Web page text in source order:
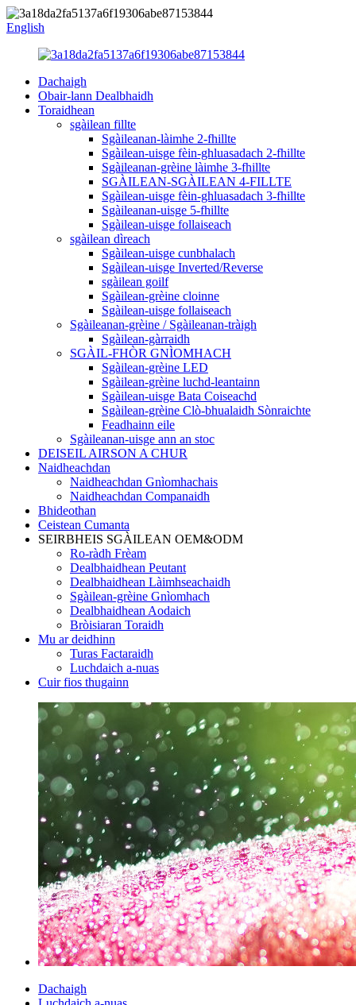
English
Dachaigh
Obair-lann Dealbhaidh
Toraidhean
sgàilean fillte
Sgàileanan-làimhe 2-fhillte
Sgàilean-uisge fèin-ghluasadach 2-fhillte
Sgàileanan-grèine làimhe 3-fhillte
SGÀILEAN-SGÀILEAN 4-FILLTE
Sgàilean-uisge fèin-ghluasadach 3-fhillte
Sgàileanan-uisge 5-fhillte
Sgàilean-uisge follaiseach
sgàilean dìreach
Sgàilean-uisge cunbhalach
Sgàilean-uisge Inverted/Reverse
sgàilean goilf
Sgàilean-grèine cloinne
Sgàilean-uisge follaiseach
Sgàileanan-grèine / Sgàileanan-tràigh
Sgàilean-gàrraidh
SGÀIL-FHÒR GNÌOMHACH
Sgàilean-grèine LED
Sgàilean-grèine luchd-leantainn
Sgàilean-uisge Bata Coiseachd
Sgàilean-grèine Clò-bhualaidh Sònraichte
Feadhainn eile
Sgàileanan-uisge ann an stoc
DEISEIL AIRSON A CHUR
Naidheachdan
Naidheachdan Gnìomhachais
Naidheachdan Companaidh
Bhideothan
Ceistean Cumanta
SEIRBHEIS SGÀILEAN OEM&ODM
Ro-ràdh Frèam
Dealbhaidhean Peutant
Dealbhaidhean Làimhseachaidh
Sgàilean-grèine Gnìomhach
Dealbhaidhean Aodaich
Bròisiaran Toraidh
Mu ar deidhinn
Turas Factaraidh
Luchdaich a-nuas
Cuir fios thugainn
Dachaigh